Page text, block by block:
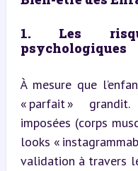
1. Les
psychologiques
À mesure que
« parfait »
imposées (corps
looks «
validation à travers